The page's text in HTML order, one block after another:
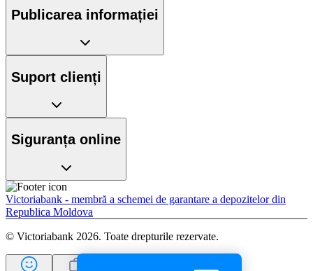
Publicarea informației
Suport clienți
Siguranța online
Victoriabank - membră a schemei de garantare a depozitelor din
Republica Moldova
© Victoriabank 2026. Toate drepturile rezervate.